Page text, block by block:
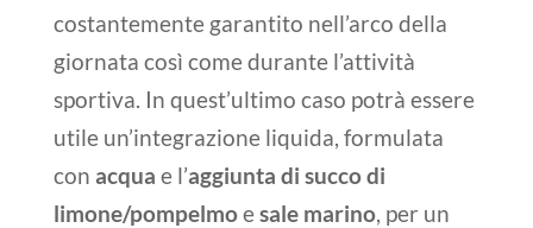
costantemente garantito nell’arco della
giornata così come durante l’attività
sportiva. In quest’ultimo caso potrà essere
utile un’integrazione liquida, formulata
con acqua e l’aggiunta di succo di
limone/pompelmoesale marino, per un